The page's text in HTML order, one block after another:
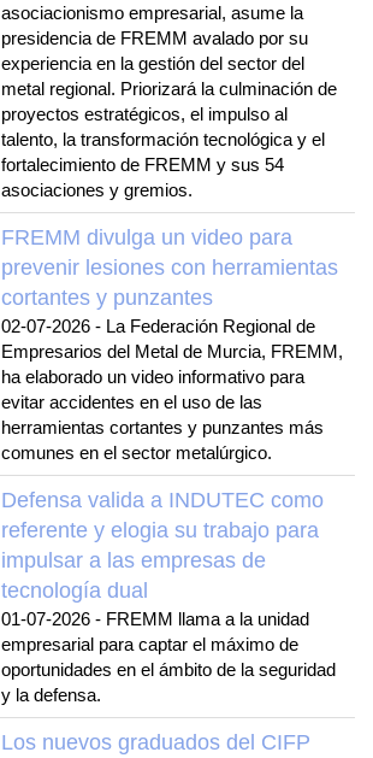
asociacionismo empresarial, asume la
presidencia de FREMM avalado por su
experiencia en la gestión del sector del
metal regional. Priorizará la culminación de
proyectos estratégicos, el impulso al
talento, la transformación tecnológica y el
fortalecimiento de FREMM y sus 54
asociaciones y gremios.
FREMM divulga un video para
prevenir lesiones con herramientas
cortantes y punzantes
02-07-2026 - La Federación Regional de
Empresarios del Metal de Murcia, FREMM,
ha elaborado un video informativo para
evitar accidentes en el uso de las
herramientas cortantes y punzantes más
comunes en el sector metalúrgico.
Defensa valida a INDUTEC como
referente y elogia su trabajo para
impulsar a las empresas de
tecnología dual
01-07-2026 - FREMM llama a la unidad
empresarial para captar el máximo de
oportunidades en el ámbito de la seguridad
y la defensa.
Los nuevos graduados del CIFP